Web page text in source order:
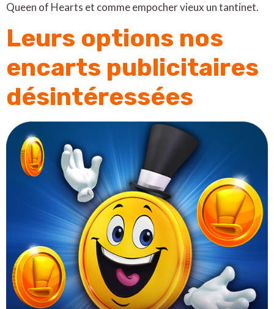
Queen of Hearts et comme empocher vieux un tantinet.
Leurs options nos
encarts publicitaires
désintéressées